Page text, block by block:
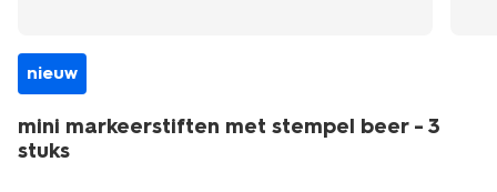
nieuw
mini markeerstiften met stempel beer - 3
stuks